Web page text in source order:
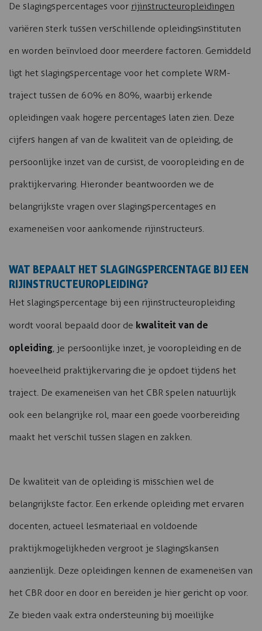
De slagingspercentages voor rijinstructeuropleidingen
variëren sterk tussen verschillende opleidingsinstituten
en worden beïnvloed door meerdere factoren. Gemiddeld
ligt het slagingspercentage voor het complete WRM-
traject tussen de 60% en 80%, waarbij erkende
opleidingen vaak hogere percentages laten zien. Deze
cijfers hangen af van de kwaliteit van de opleiding, de
persoonlijke inzet van de cursist, de vooropleiding en de
praktijkervaring. Hieronder beantwoorden we de
belangrijkste vragen over slagingspercentages en
exameneisen voor aankomende rijinstructeurs.
WAT BEPAALT HET SLAGINGSPERCENTAGE BIJ EEN
RIJINSTRUCTEUROPLEIDING?
Het slagingspercentage bij een rijinstructeuropleiding
wordt vooral bepaald door de kwaliteit van de
opleiding, je persoonlijke inzet, je vooropleiding en de
hoeveelheid praktijkervaring die je opdoet tijdens het
traject. De exameneisen van het CBR spelen natuurlijk
ook een belangrijke rol, maar een goede voorbereiding
maakt het verschil tussen slagen en zakken.
De kwaliteit van de opleiding is misschien wel de
belangrijkste factor. Een erkende opleiding met ervaren
docenten, actueel lesmateriaal en voldoende
praktijkmogelijkheden vergroot je slagingskansen
aanzienlijk. Deze opleidingen kennen de exameneisen van
het CBR door en door en bereiden je hier gericht op voor.
Ze bieden vaak extra ondersteuning bij moeilijke